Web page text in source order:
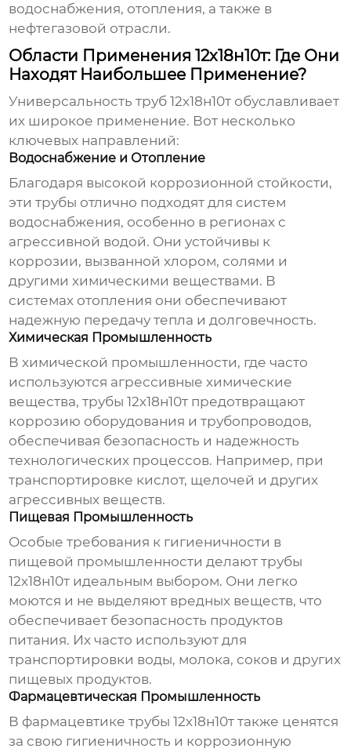
водоснабжения, отопления, а также в
нефтегазовой отрасли.
Области Применения 12х18н10т: Где Они
Находят Наибольшее Применение?
Универсальностьтруб 12х18н10т обуславливает
их широкое применение. Вот несколько
ключевых направлений:
Водоснабжение и Отопление
Благодаря высокой коррозионной стойкости,
эти трубы отлично подходят для систем
водоснабжения, особенно в регионах с
агрессивной водой. Они устойчивы к
коррозии, вызванной хлором, солями и
другими химическими веществами. В
системах отопления они обеспечивают
надежную передачу тепла и долговечность.
Химическая Промышленность
В химической промышленности, где часто
используются агрессивные химические
вещества,трубы 12х18н10т предотвращают
коррозию оборудования и трубопроводов,
обеспечивая безопасность и надежность
технологических процессов. Например, при
транспортировке кислот, щелочей и других
агрессивных веществ.
Пищевая Промышленность
Особые требования к гигиеничности в
пищевой промышленности делаюттрубы
12х18н10т идеальным выбором. Они легко
моются и не выделяют вредных веществ, что
обеспечивает безопасность продуктов
питания. Их часто используют для
транспортировки воды, молока, соков и других
пищевых продуктов.
Фармацевтическая Промышленность
В фармацевтикетрубы 12х18н10т также ценятся
за свою гигиеничность и коррозионную